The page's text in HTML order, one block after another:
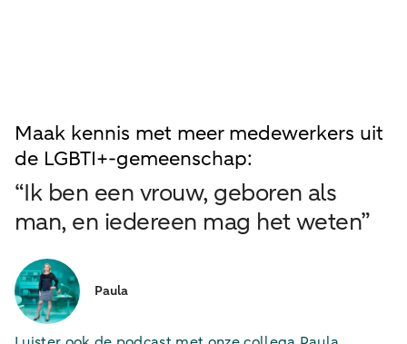
Maak kennis met meer medewerkers uit
de LGBTI+-gemeenschap:
“Ik ben een vrouw, geboren als
man, en iedereen mag het weten”
Paula